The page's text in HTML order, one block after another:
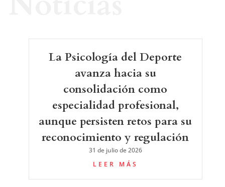
La Psicología del Deporte
avanza hacia su
consolidación como
especialidad profesional,
aunque persisten retos para su
reconocimiento y regulación
31 de julio de 2026
LEER MÁS